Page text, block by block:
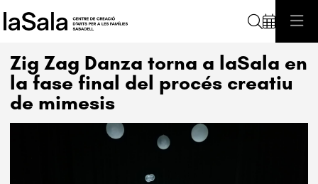
Zig Zag Danza torna a laSala en
la fase final del procés creatiu
de mimesis